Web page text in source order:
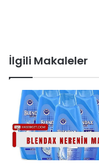
İlgili Makaleler